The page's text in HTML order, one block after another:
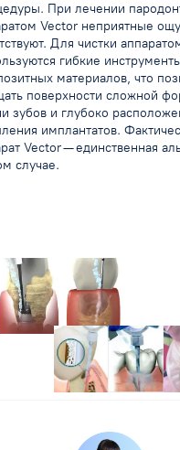
При лечении
Vector неприятные
Для чистки
гибкие
материалов, что
поверхности сложной
зубов и глубоко
имплантатов.
Vector — единственная
случае.